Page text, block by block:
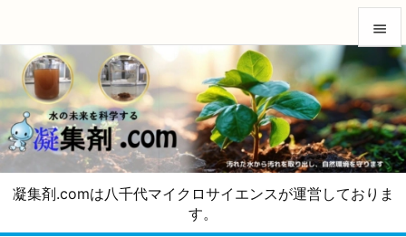
凝集剤.comは八千代マイクロサイエンスが運営しておりま
す。


メニュ

サイド

次へ